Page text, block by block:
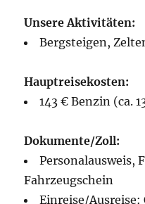
Unsere Aktivitäten:
Bergsteigen,
Hauptreisekosten:
143 € Benzin (ca.
Dokumente/Zoll:
Personalausweis,
Fahrzeugschein
Einreise/